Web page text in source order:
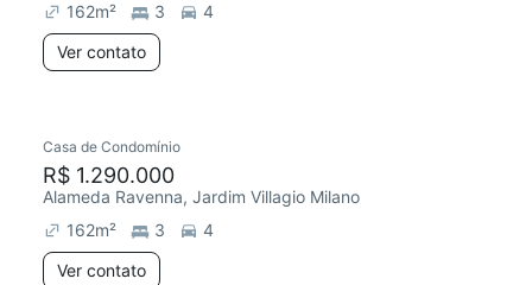
162m² 3
4
Ver contato
Casa de Condomínio
R$ 1.290.000
Alameda Ravenna, Jardim Villagio Milano
162m² 3
4
Ver contato